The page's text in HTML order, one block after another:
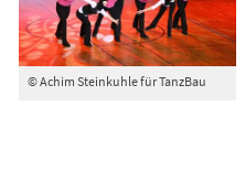
© Achim Steinkuhle für TanzBau